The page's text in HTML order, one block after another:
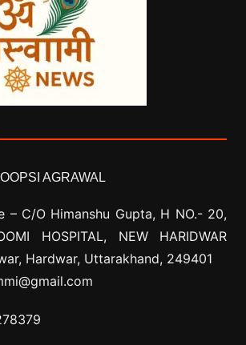
AGRAWAL
– C/O Himanshu Gupta, H NO.- 20,
HOSPITAL, NEW HARIDWAR
Hardwar, Uttarakhand, 249401